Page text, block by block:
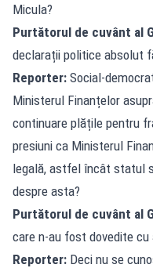
Micula?
Purtătorul de cuvânt al
declarații politice absolut
Reporter: Social-
Ministerul Finanțelor
continuare plățile pentru
presiuni ca Ministerul
legală, astfel încât statul
despre asta?
Purtătorul de cuvânt al
care n-au fost dovedite cu
Reporter: Deci nu se